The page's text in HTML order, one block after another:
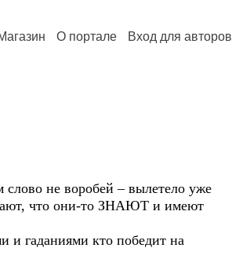
О портале Вход для авторов
не воробей – вылетело уже
что они-то ЗНАЮТ и имеют
гаданиями кто победит на